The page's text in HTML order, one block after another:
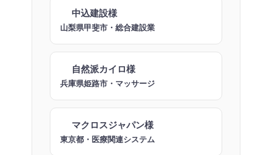
中込建設様
山梨県甲斐市・総合建設業
自然派カイロ様
兵庫県姫路市・マッサージ
マクロスジャパン様
東京都・医療関連システム